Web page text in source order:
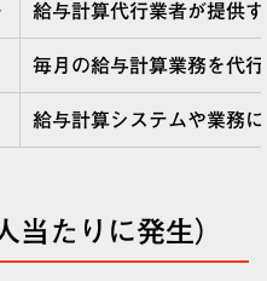
給与計算代行業者が提供
毎月の給与計算業務を代
給与計算システムや業務
当たりに発生）